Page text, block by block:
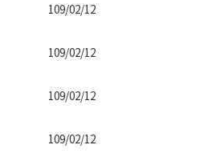
109/02/12
109/02/12
109/02/12
109/02/12